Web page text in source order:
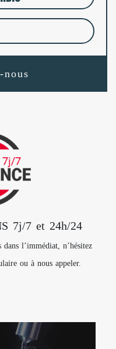
nous
7j/7 et 24h/24
dans l’immédiat, n’hésitez
ou à nous appeler.